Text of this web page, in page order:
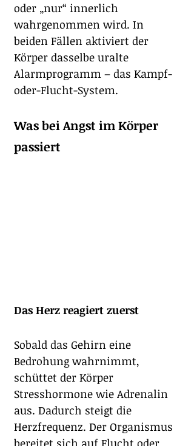
oder „nur“ innerlich
wahrgenommen wird. In
beiden Fällen aktiviert der
Körper dasselbe uralte
Alarmprogramm – das Kampf-
oder-Flucht-System.
Was bei Angst im Körper
passiert
Das Herz reagiert zuerst
Sobald das Gehirn eine
Bedrohung wahrnimmt,
schüttet der Körper
Stresshormone wie Adrenalin
aus. Dadurch steigt die
Herzfrequenz. Der Organismus
bereitet sich auf Flucht oder